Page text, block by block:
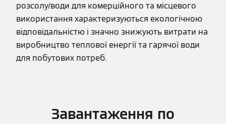
розсолу/води для комерційного та місцевого
використання характеризуються екологічною
відповідальністю і значно знижують витрати на
виробництво теплової енергії та гарячої води
для побутових потреб.
Завантаження по